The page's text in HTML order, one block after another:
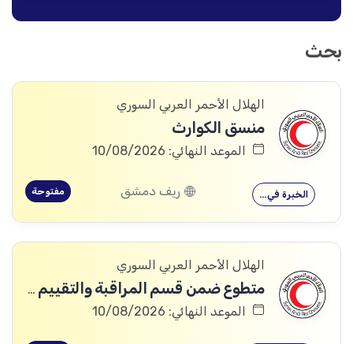
بحث
الهلال الأحمر العربي السوري
منسق الكوارث
الموعد النهائي: 10/08/2026
الخبرة في… ريف دمشق مفتوحة
الهلال الأحمر العربي السوري
متطوع ضمن قسم المراقبة والتقييم والتعلم (MEAL)
الموعد النهائي: 10/08/2026